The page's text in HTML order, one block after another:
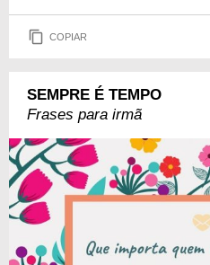
COPIAR
SEMPRE É TEMPO
Frases para irmã